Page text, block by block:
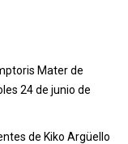
Mater de
24 de junio de
de Kiko Argüello